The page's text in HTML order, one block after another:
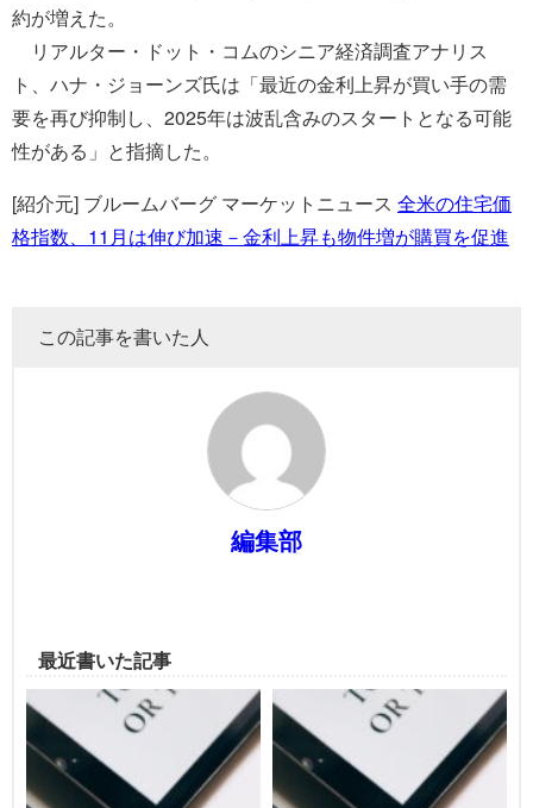
約が増えた。
リアルター・ドット・コムのシニア経済調査アナリス
ト、ハナ・ジョーンズ氏は「最近の金利上昇が買い手の需
要を再び抑制し、2025年は波乱含みのスタートとなる可能
性がある」と指摘した。
[紹介元] ブルームバーグ マーケットニュース 全米の住宅価
格指数、11月は伸び加速－金利上昇も物件増が購買を促進
この記事を書いた人
編集部
最近書いた記事